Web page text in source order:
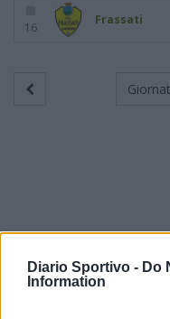
Diario Sportivo - Do
Information
16
Frassati